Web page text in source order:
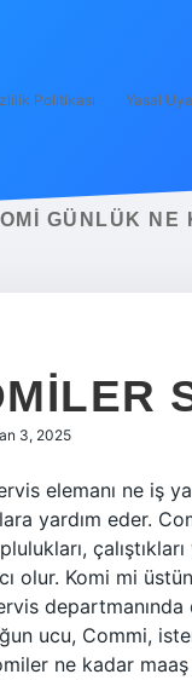
Politikası Yasal
GÜNLÜK NE
3, 2025
elemanı ne iş
yardım eder.
olur. Komi mi
departmanında
ucu, Commi,
ne kadar maaş